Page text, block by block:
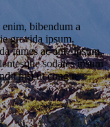
bibendum a
gravida ipsum.
fames ac ante ipsum
sodales ipsum
nisi ut congue